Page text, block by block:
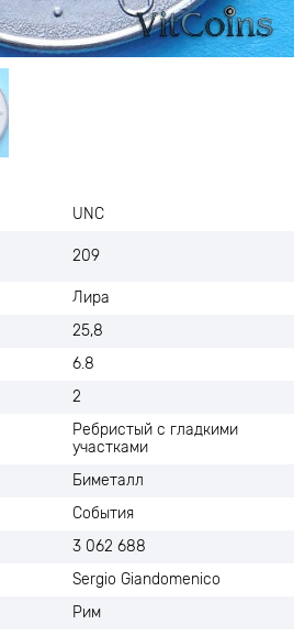
UNC
209
Лира
25,8
6.8
2
Ребристый с гладкими
участками
Биметалл
События
3 062 688
Sergio Giandomenico
Рим